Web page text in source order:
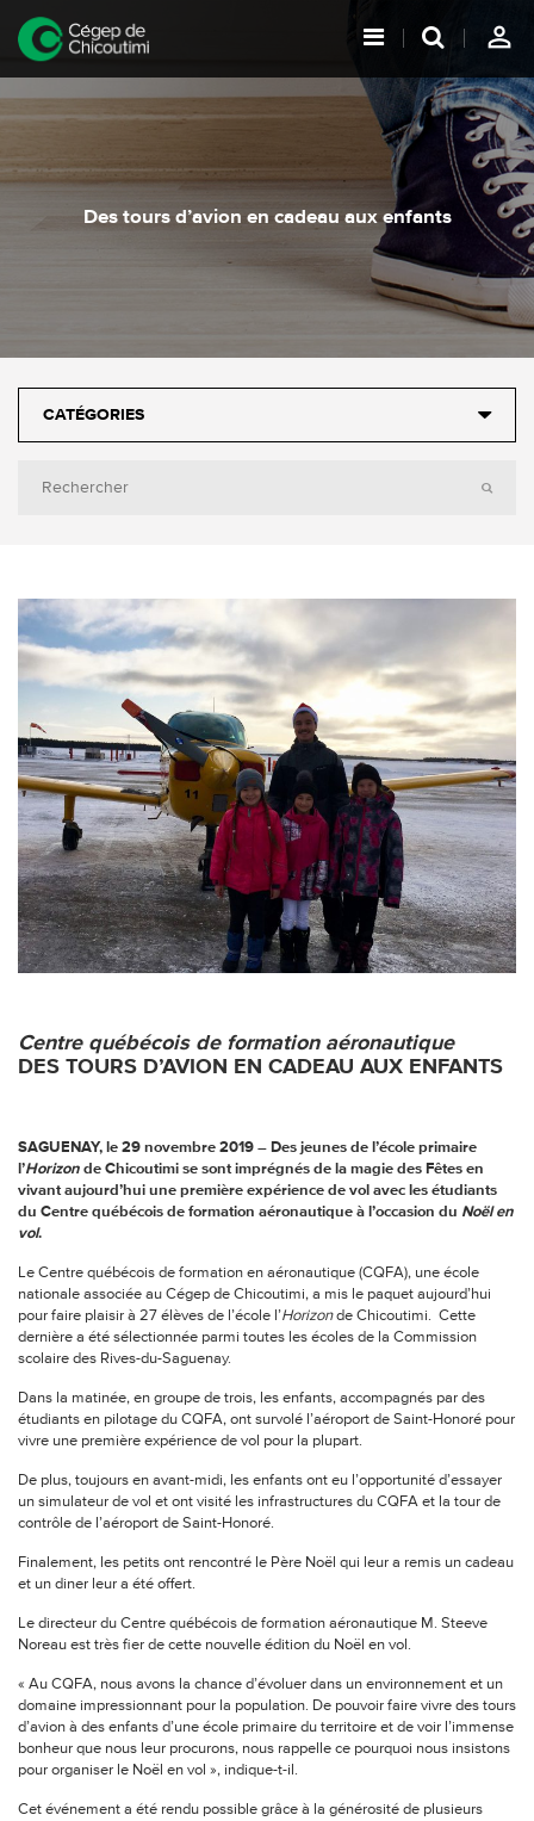
person_outline
Des tours d’avion en cadeau aux enfants
CATÉGORIES
Centre québécois de formation aéronautique
DES TOURS D’AVION EN CADEAU AUX ENFANTS
SAGUENAY, le 29 novembre 2019 – Des jeunes de l’école primaire
l’Horizon de Chicoutimi se sont imprégnés de la magie des Fêtes en
vivant aujourd’hui une première expérience de vol avec les étudiants
du Centre québécois de formation aéronautique à l’occasion du Noël en
vol.
Le Centre québécois de formation en aéronautique (CQFA), une école
nationale associée au Cégep de Chicoutimi, a mis le paquet aujourd’hui
pour faire plaisir à 27 élèves de l’école l’Horizonde Chicoutimi. Cette
dernière a été sélectionnée parmi toutes les écoles de la Commission
scolaire des Rives-du-Saguenay.
Dans la matinée, en groupe de trois, les enfants, accompagnés par des
étudiants en pilotage du CQFA, ont survolé l’aéroport de Saint-Honoré pour
vivre une première expérience de vol pour la plupart.
De plus, toujours en avant-midi, les enfants ont eu l’opportunité d’essayer
un simulateur de vol et ont visité les infrastructures du CQFA et la tour de
contrôle de l’aéroport de Saint-Honoré.
Finalement, les petits ont rencontré le Père Noël qui leur a remis un cadeau
et un diner leur a été offert.
Le directeur du Centre québécois de formation aéronautique M. Steeve
Noreau est très fier de cette nouvelle édition du Noël en vol.
« Au CQFA, nous avons la chance d’évoluer dans un environnement et un
domaine impressionnant pour la population. De pouvoir faire vivre des tours
d’avion à des enfants d’une école primaire du territoire et de voir l’immense
bonheur que nous leur procurons, nous rappelle ce pourquoi nous insistons
pour organiser le Noël en vol », indique-t-il.
Cet événement a été rendu possible grâce à la générosité de plusieurs